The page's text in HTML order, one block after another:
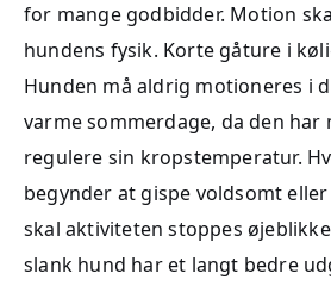
for mange godbidder. Motion
hundens fysik. Korte gåture i
Hunden må aldrig motioneres i
varme sommerdage, da den
regulere sin kropstemperatur.
begynder at gispe voldsomt
skal aktiviteten stoppes
slank hund har et langt bedre